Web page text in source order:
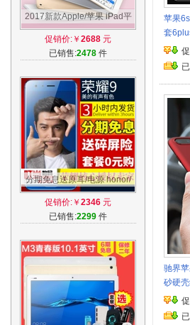
2017新款Apple/苹果 iPad平
板电脑 9.7英寸32GB/128GB
Air2升级版
促销价:￥ 2688 元
已销售:2478 件
分期免息送原耳/电源 honor/
荣耀 荣耀9手机全网通高配尊
享版手机
促销价:￥ 2346 元
已销售:2299 件
苹果
套
驰界
砂硬